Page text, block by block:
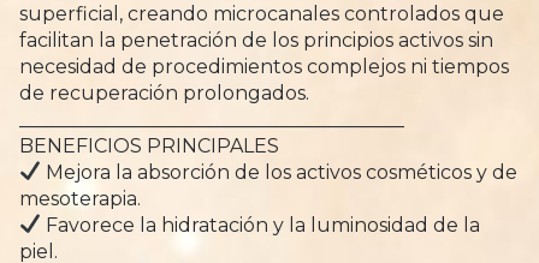
superficial, creando microcanales controlados que
facilitan la penetración de los principios activos sin
necesidad de procedimientos complejos ni tiempos
de recuperación prolongados.
BENEFICIOS PRINCIPALES
Mejora la absorción de los activos cosméticos y de
mesoterapia.
Favorece la hidratación y la luminosidad de la
piel.